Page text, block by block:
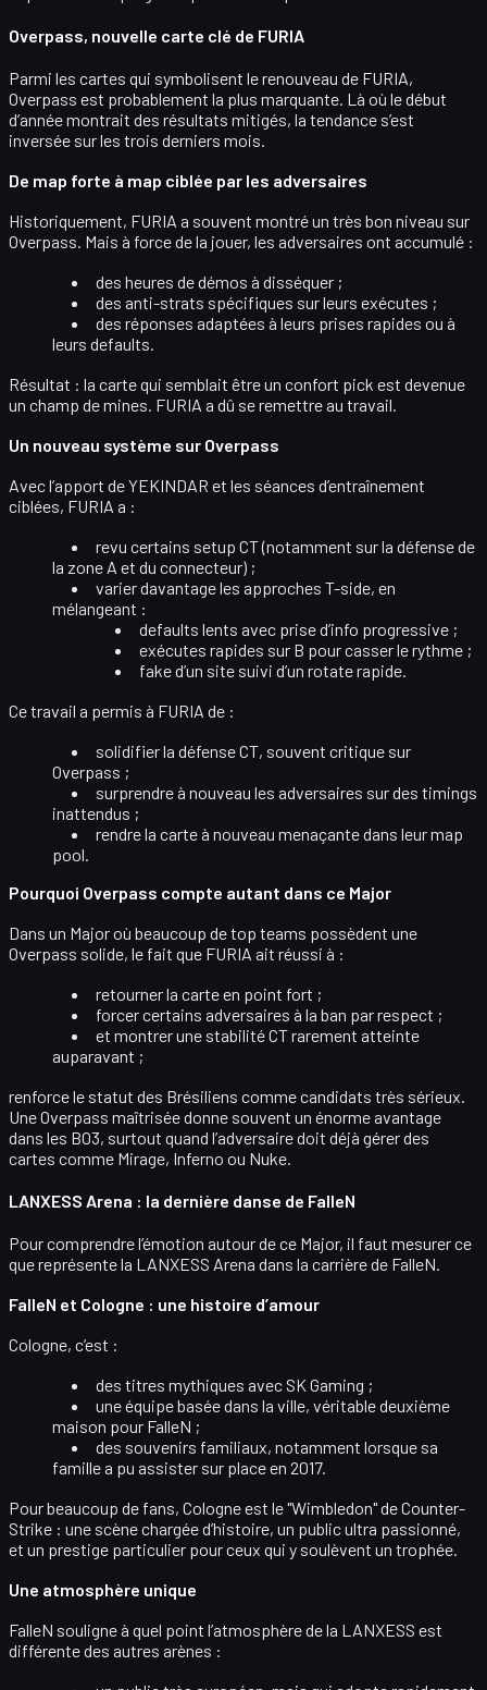
Overpass, nouvelle carte clé de FURIA
Parmi les cartes qui symbolisent le renouveau de FURIA,
Overpass est probablement la plus marquante. Là où le début
d’année montrait des résultats mitigés, la tendance s’est
inversée sur les trois derniers mois.
De map forte à map ciblée par les adversaires
Historiquement, FURIA a souvent montré un très bon niveau sur
Overpass. Mais à force de la jouer, les adversaires ont accumulé :
des heures dedémos à disséquer ;
des anti-strats spécifiques sur leurs exécutes ;
des réponses adaptées à leurs prises rapides ou à
leurs defaults.
Résultat : la carte qui semblait être un confort pick est devenue
un champ de mines. FURIA a dû se remettre au travail.
Un nouveau système sur Overpass
Avec l’apport de YEKINDAR et les séances d’entraînement
ciblées, FURIA a :
revu certains setup CT(notamment sur la défense de
la zone A et du connecteur) ;
varier davantage les approches T-side, en
mélangeant :
defaults lents avec prise d’info progressive ;
exécutes rapides sur B pour casser le rythme ;
fake d’un site suivi d’un rotate rapide.
Ce travail a permis à FURIA de :
solidifier la défense CT, souvent critique sur
Overpass ;
surprendre à nouveau les adversaires sur des timings
inattendus ;
rendre la carte à nouveau menaçantedans leur map
pool.
Pourquoi Overpass compte autant dans ce Major
Dans un Major où beaucoup de top teams possèdent une
Overpass solide, le fait que FURIA ait réussi à :
retourner la carte en point fort ;
forcer certains adversaires à la ban par respect ;
et montrer une stabilité CTrarement atteinte
auparavant ;
renforce le statut des Brésiliens commecandidats très sérieux.
Une Overpass maîtrisée donne souvent un énorme avantage
dans les BO3, surtout quand l’adversaire doit déjà gérer des
cartes comme Mirage, Inferno ou Nuke.
LANXESS Arena : la dernière danse de FalleN
Pour comprendre l’émotion autour de ce Major, il faut mesurer ce
que représentela LANXESS Arena dans la carrière de FalleN.
FalleN et Cologne : une histoire d’amour
Cologne, c’est :
des titres mythiques avec SK Gaming ;
une équipe basée dans la ville, véritabledeuxième
maison pour FalleN ;
des souvenirs familiaux, notamment lorsque sa
famille a pu assister sur place en 2017.
Pour beaucoup de fans, Cologne est le"Wimbledon" de Counter-
Strike : une scène chargée d’histoire, un public ultra passionné,
et un prestige particulier pour ceux qui y soulèvent un trophée.
Une atmosphère unique
FalleN souligne à quel point l’atmosphère de la LANXESS est
différente des autres arènes :